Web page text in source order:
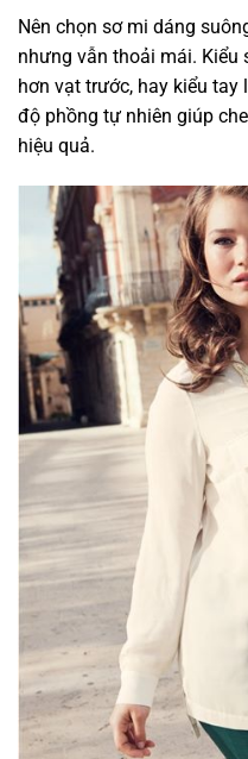
Nên chọn sơ mi dáng
nhưng vẫn thoải mái. Kiểu
hơn vạt trước, hay kiểu tay
độ phồng tự nhiên giúp
hiệu quả.